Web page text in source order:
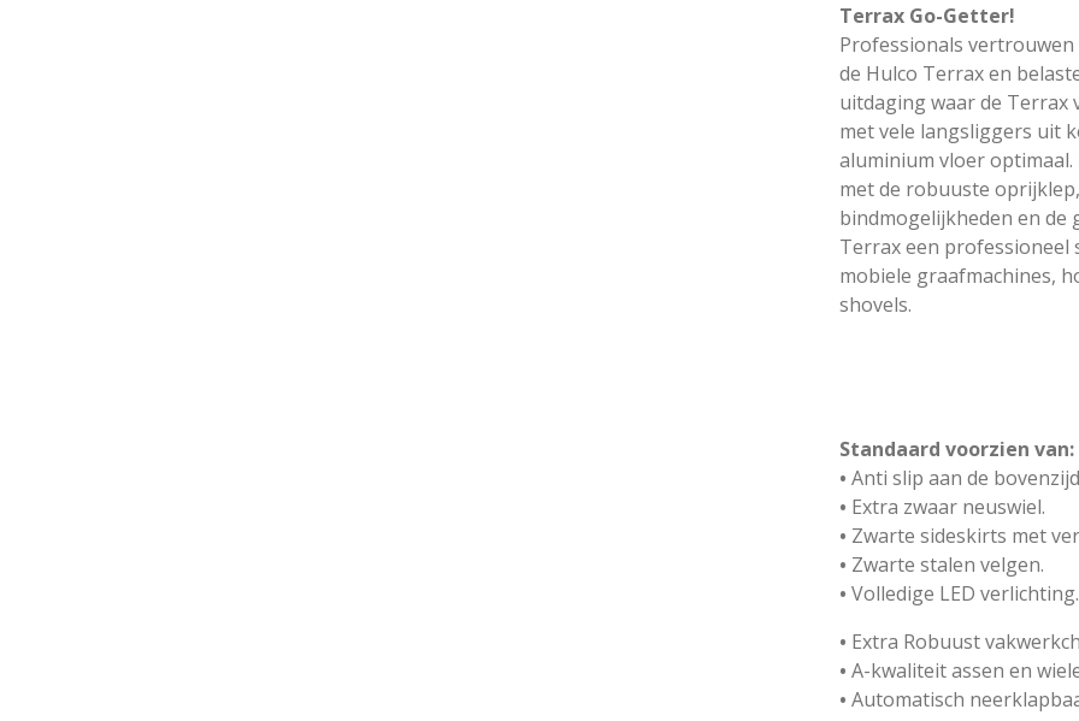
Terrax Go-Getter!
Professionals
de Hulco Terrax en
uitdaging waar de Terrax
met vele langsliggers uit
aluminium vloer
met de robuuste
bindmogelijkheden en de
Terrax een professioneel
mobiele graafmachines,
shovels.
Standaard voorzien van:
• Anti slip aan de
• Extra zwaar neuswiel.
• Zwarte sideskirts met
• Zwarte stalen velgen.
• Volledige LED verlichting.
• Extra Robuust
• A-kwaliteit assen en
• Automatisch